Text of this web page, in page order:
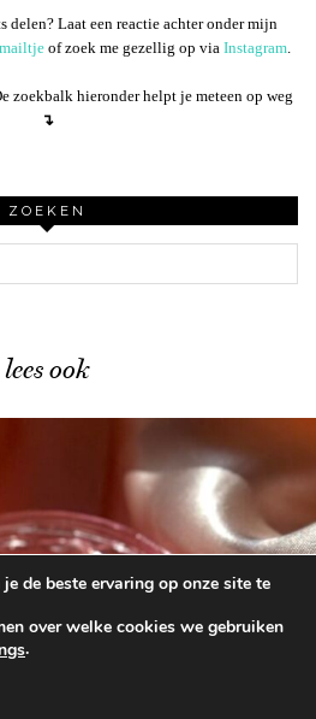
delen? Laat een reactie achter onder mijn
mailtje of zoek me gezellig op via Instagram.
zoekbalk hieronder helpt je meteen op weg
↴
ZOEKEN
lees ook
Cloud Trend …
de beste ervaring op onze site te
over welke cookies we gebruiken
.